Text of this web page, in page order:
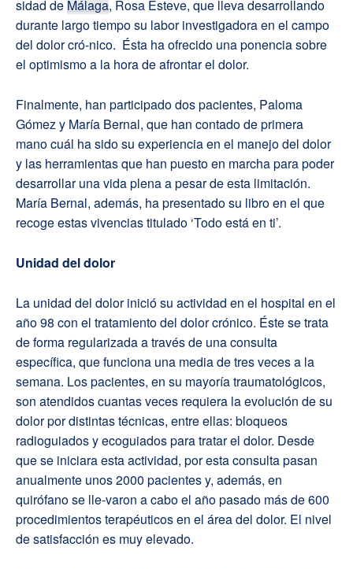
sidad de Málaga, Rosa Esteve, que lleva desarrollando
durante largo tiempo su labor investigadora en el campo
del dolor cró-nico. Ésta ha ofrecido una ponencia sobre
el optimismo a la hora de afrontar el dolor.
Finalmente, han participado dos pacientes, Paloma
Gómez y María Bernal, que han contado de primera
mano cuál ha sido su experiencia en el manejo del dolor
y las herramientas que han puesto en marcha para poder
desarrollar una vida plena a pesar de esta limitación.
María Bernal, además, ha presentado su libro en el que
recoge estas vivencias titulado ‘Todo está en ti’.
Unidad del dolor
La unidad del dolor inició su actividad en el hospital en el
año 98 con el tratamiento del dolor crónico. Éste se trata
de forma regularizada a través de una consulta
específica, que funciona una media de tres veces a la
semana. Los pacientes, en su mayoría traumatológicos,
son atendidos cuantas veces requiera la evolución de su
dolor por distintas técnicas, entre ellas: bloqueos
radioguiados y ecoguiados para tratar el dolor. Desde
que se iniciara esta actividad, por esta consulta pasan
anualmente unos 2000 pacientes y, además, en
quirófano se lle-varon a cabo el año pasado más de 600
procedimientos terapéuticos en el área del dolor. El nivel
de satisfacción es muy elevado.